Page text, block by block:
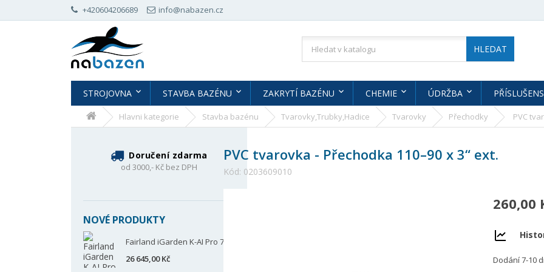
+420604206689 info@nabazen.cz
HLEDAT
STROJOVNA STAVBA BAZÉNU ZAKRYTÍ BAZÉNU CHEMIE ÚDRŽBA
Hlavni kategorie Stavba bazénu Tvarovky,Trubky,Hadice Tvarovky Přechodky PVC
Doručení zdarma
od 3000,- Kč bez DPH
NOVÉ PRODUKTY
Fairland iGarden K-AI Pro 70
26 645,00 Kč
PVC tvarovka - Přechodka 110–90 x 3“ ext.
Kód: 0203609010
260,00
Dodání 7-10